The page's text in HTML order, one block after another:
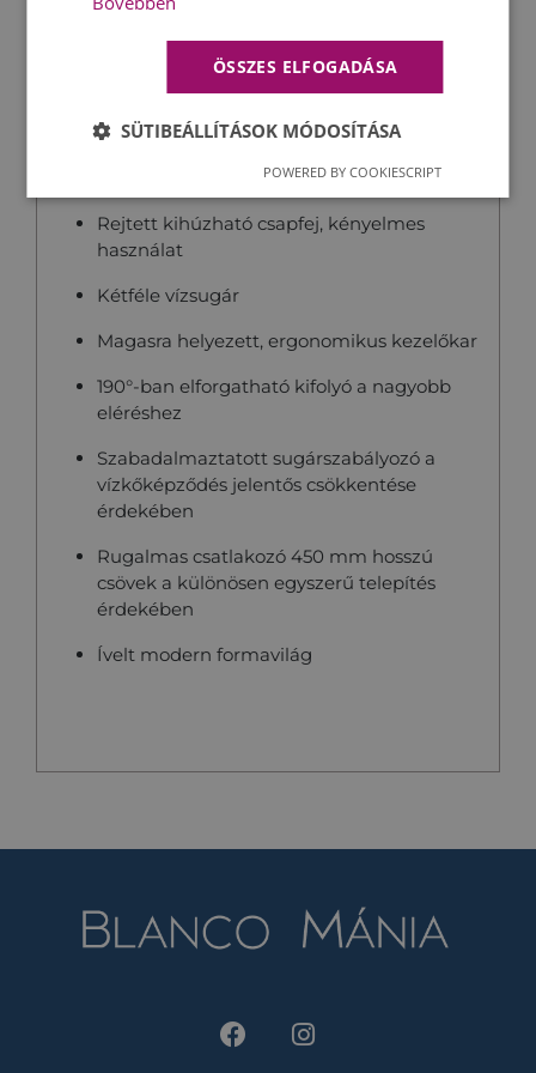
Furat átmérő:35 mm
Rejtett kihúzható csapfej, kényelmes
használat
Kétféle vízsugár
Magasra helyezett, ergonomikus kezelőkar
190°-ban elforgatható kifolyó a nagyobb
eléréshez
Szabadalmaztatott sugárszabályozó a
vízkőképződés jelentős csökkentése
érdekében
Rugalmas csatlakozó 450 mm hosszú
csövek a különösen egyszerű telepítés
érdekében
Ívelt modern formavilág
ÖSSZES ELFOGADÁSA
SÜTIBEÁLLÍTÁSOK MÓDOSÍTÁSA
POWERED BY COOKIESCRIPT